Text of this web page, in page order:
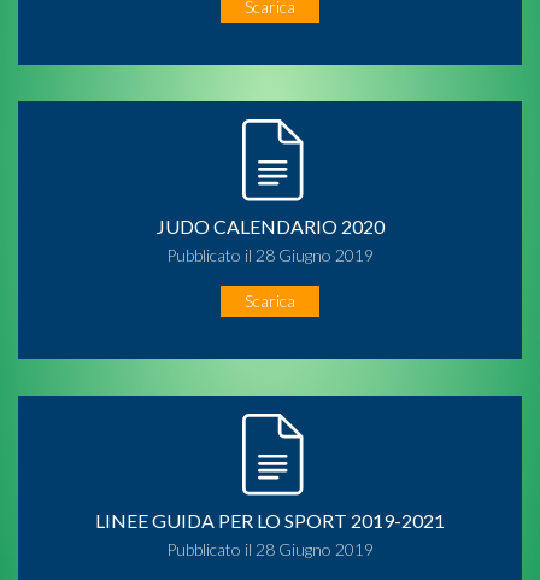
Scarica
JUDO CALENDARIO 2020
Pubblicato il 28 Giugno 2019
Scarica
LINEE GUIDA PER LO SPORT 2019-2021
Pubblicato il 28 Giugno 2019